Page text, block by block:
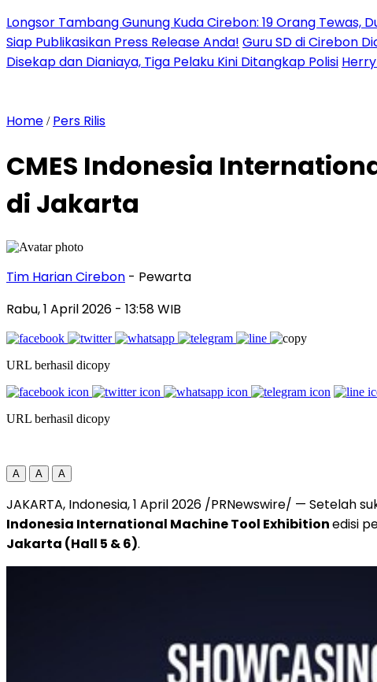
Longsor Tambang Gunung Kuda Cirebon: 19 Orang Tewas,
Siap Publikasikan Press Release Anda! Guru SD di Cirebon
Disekap dan Dianiaya, Tiga Pelaku Kini Ditangkap Polisi
Home / Pers Rilis
CMES Indonesia
di Jakarta
Tim Harian Cirebon - Pewarta
Rabu, 1 April 2026 - 13:58 WIB
URL berhasil dicopy
URL berhasil dicopy
A A A
JAKARTA, Indonesia, 1 April 2026 /PRNewswire/ — Setelah
Indonesia International Machine Tool Exhibitionedisi
Jakarta (Hall 5 & 6).